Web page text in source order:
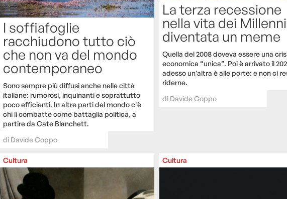
I soffiafoglie
racchiudono tutto ciò
che non va del mondo
contemporaneo
Sono sempre più diffusi anche nelle città
italiane: rumorosi, inquinanti e soprattutto
poco efficienti. In altre parti del mondo c'è
chi li combatte come battaglia politica, a
partire da Cate Blanchett.
di Davide Coppo
La terza recessione
nella vita dei
diventata un meme
Quella del 2008 doveva essere una
economica “unica”. Poi è arrivato il
adesso un’altra è alle porte: e non ci
riderne.
di Davide Coppo
Cultura Cultura